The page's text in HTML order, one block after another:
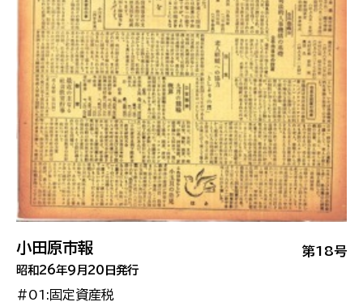
第18号
小田原市報
昭和26年9月20日発行
#01:固定資産税